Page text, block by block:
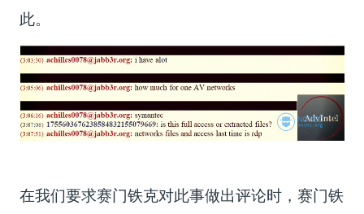
此。
在我们要求赛门铁克对此事做出评论时，赛门铁